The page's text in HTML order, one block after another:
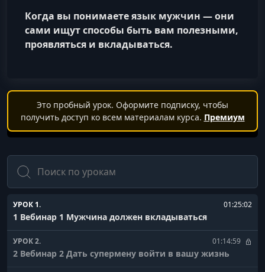
Когда вы понимаете язык мужчин — они
сами ищут способы быть вам полезными,
проявляться и вкладываться.
Это пробный урок. Оформите подписку, чтобы
получить доступ ко всем материалам курса. Премиум
Поиск
УРОК 1. 01:25:02
1 Вебинар 1 Мужчина должен вкладываться
УРОК 2. 01:14:59
2 Вебинар 2 Дать супермену войти в вашу жизнь